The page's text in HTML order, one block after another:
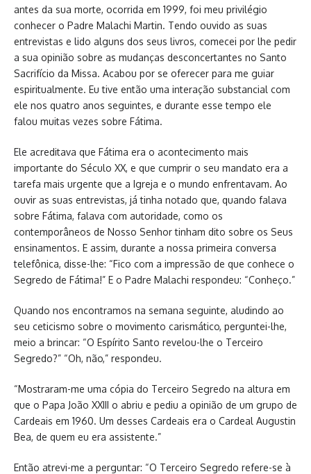
antes da sua morte, ocorrida em 1999, foi meu privilégio
conhecer o Padre Malachi Martin. Tendo ouvido as suas
entrevistas e lido alguns dos seus livros, comecei por lhe pedir
a sua opinião sobre as mudanças desconcertantes no Santo
Sacrifício da Missa. Acabou por se oferecer para me guiar
espiritualmente. Eu tive então uma interação substancial com
ele nos quatro anos seguintes, e durante esse tempo ele
falou muitas vezes sobre Fátima.
Ele acreditava que Fátima era o acontecimento mais
importante do Século XX, e que cumprir o seu mandato era a
tarefa mais urgente que a Igreja e o mundo enfrentavam. Ao
ouvir as suas entrevistas, já tinha notado que, quando falava
sobre Fátima, falava com autoridade, como os
contemporâneos de Nosso Senhor tinham dito sobre os Seus
ensinamentos. E assim, durante a nossa primeira conversa
telefônica, disse-lhe: “Fico com a impressão de que conhece o
Segredo de Fátima!” E o Padre Malachi respondeu: “Conheço.”
Quando nos encontramos na semana seguinte, aludindo ao
seu ceticismo sobre o movimento carismático, perguntei-lhe,
meio a brincar: “O Espírito Santo revelou-lhe o Terceiro
Segredo?” “Oh, não,” respondeu.
“Mostraram-me uma cópia do Terceiro Segredo na altura em
que o Papa João XXIII o abriu e pediu a opinião de um grupo de
Cardeais em 1960. Um desses Cardeais era o Cardeal Augustin
Bea, de quem eu era assistente.”
Então atrevi-me a perguntar: “O Terceiro Segredo refere-se à